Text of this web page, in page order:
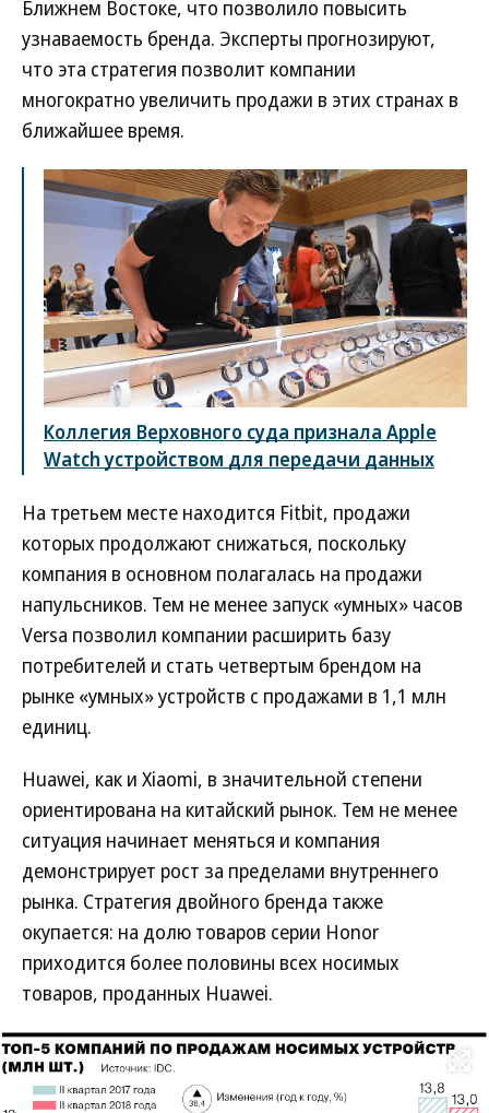
Ближнем Востоке, что позволило повысить
узнаваемость бренда. Эксперты прогнозируют,
что эта стратегия позволит компании
многократно увеличить продажи в этих странах в
ближайшее время.
Коллегия Верховного суда признала Apple
Watch устройством для передачи данных
На третьем месте находится Fitbit, продажи
которых продолжают снижаться, поскольку
компания в основном полагалась на продажи
напульсников. Тем не менее запуск «умных» часов
Versa позволил компании расширить базу
потребителей и стать четвертым брендом на
рынке «умных» устройств с продажами в 1,1 млн
единиц.
Huawei, как и Xiaomi, в значительной степени
ориентирована на китайский рынок. Тем не менее
ситуация начинает меняться и компания
демонстрирует рост за пределами внутреннего
рынка. Стратегия двойного бренда также
окупается: на долю товаров серии Honor
приходится более половины всех носимых
товаров, проданных Huawei.